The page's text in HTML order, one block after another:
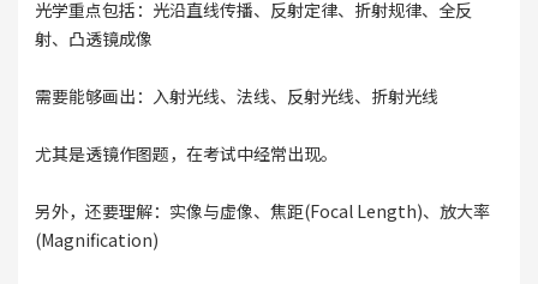
光学重点包括：光沿直线传播、反射定律、折射规律、全反
射、凸透镜成像
需要能够画出：入射光线、法线、反射光线、折射光线
尤其是透镜作图题，在考试中经常出现。
另外，还要理解：实像与虚像、焦距(Focal Length)、放大率
(Magnification)